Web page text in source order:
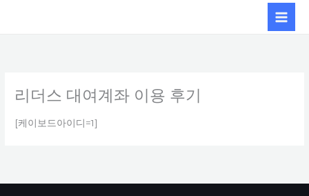
리더스 대여계좌 이용 후기
[케이보드아이디=1]